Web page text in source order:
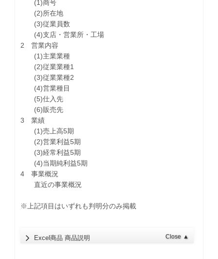
(1)商号
(2)所在地
(3)従業員数
(4)支店・営業所・工場
2 営業内容
(1)主業業種
(2)従業業種1
(3)従業業種2
(4)営業種目
(5)仕入先
(6)販売先
3 業績
(1)売上高5期
(2)営業利益5期
(3)経常利益5期
(4)当期純利益5期
4 事業概況
直近の事業概況
※上記項目はいずれも判明分のみ掲載
Excel商品 商品説明 Close ▲